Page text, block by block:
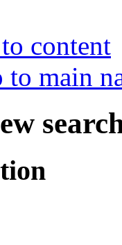
content
to main